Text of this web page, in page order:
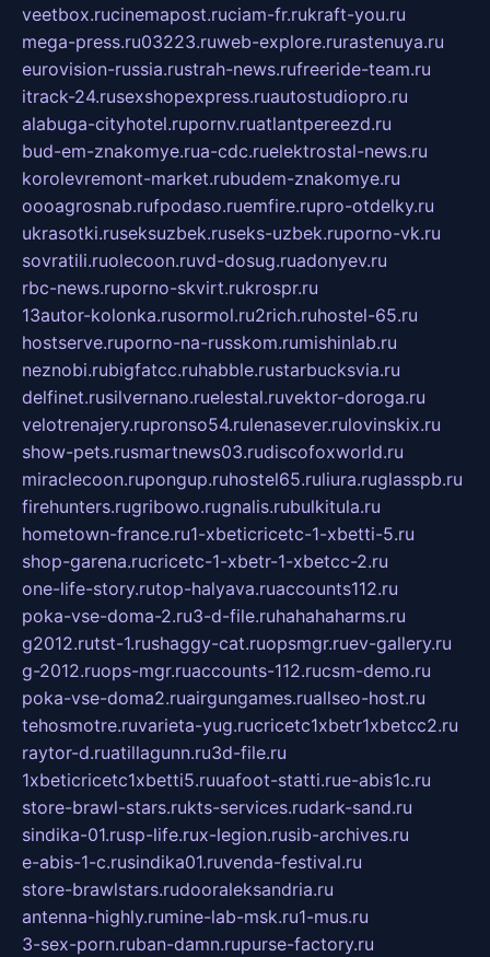
veetbox.rucinemapost.ruciam-fr.rukraft-you.ru
mega-press.ru03223.ruweb-explore.rurastenuya.ru
eurovision-russia.rustrah-news.rufreeride-team.ru
itrack-24.rusexshopexpress.ruautostudiopro.ru
alabuga-cityhotel.rupornv.ruatlantpereezd.ru
bud-em-znakomye.rua-cdc.ruelektrostal-news.ru
korolevremont-market.rubudem-znakomye.ru
oooagrosnab.rufpodaso.ruemfire.rupro-otdelky.ru
ukrasotki.ruseksuzbek.ruseks-uzbek.ruporno-vk.ru
sovratili.ruolecoon.ruvd-dosug.ruadonyev.ru
rbc-news.ruporno-skvirt.rukrospr.ru
13autor-kolonka.rusormol.ru2rich.ruhostel-65.ru
hostserve.ruporno-na-russkom.rumishinlab.ru
neznobi.rubigfatcc.ruhabble.rustarbucksvia.ru
delfinet.rusilvernano.ruelestal.ruvektor-doroga.ru
velotrenajery.rupronso54.rulenasever.rulovinskix.ru
show-pets.rusmartnews03.rudiscofoxworld.ru
miraclecoon.rupongup.ruhostel65.ruliura.ruglasspb.ru
firehunters.rugribowo.rugnalis.rubulkitula.ru
hometown-france.ru1-xbeticricetc-1-xbetti-5.ru
shop-garena.rucricetc-1-xbetr-1-xbetcc-2.ru
one-life-story.rutop-halyava.ruaccounts112.ru
poka-vse-doma-2.ru3-d-file.ruhahahaharms.ru
g2012.rutst-1.rushaggy-cat.ruopsmgr.ruev-gallery.ru
g-2012.ruops-mgr.ruaccounts-112.rucsm-demo.ru
poka-vse-doma2.ruairgungames.ruallseo-host.ru
tehosmotre.ruvarieta-yug.rucricetc1xbetr1xbetcc2.ru
raytor-d.ruatillagunn.ru3d-file.ru
1xbeticricetc1xbetti5.ruuafoot-statti.rue-abis1c.ru
store-brawl-stars.rukts-services.rudark-sand.ru
sindika-01.rusp-life.rux-legion.rusib-archives.ru
e-abis-1-c.rusindika01.ruvenda-festival.ru
store-brawlstars.rudooraleksandria.ru
antenna-highly.rumine-lab-msk.ru1-mus.ru
3-sex-porn.ruban-damn.rupurse-factory.ru